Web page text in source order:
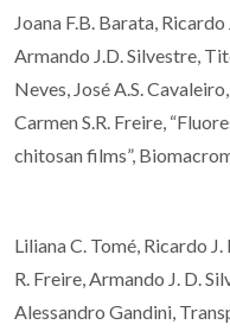
Joana F.B. Barata, Ricardo
Armando J.D. Silvestre,
Neves, José A.S.
Carmen S.R. Freire,
chitosan films”,
Liliana C. Tomé, Ricardo
R. Freire, Armando J. D.
Alessandro Gandini,